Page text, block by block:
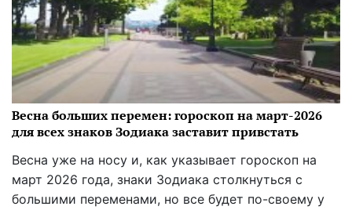
Весна больших перемен: гороскоп на март-2026
для всех знаков Зодиака заставит привстать
Весна уже на носу и, как указывает гороскоп на
март 2026 года, знаки Зодиака столкнуться с
большими переменами, но все будет по-своему у